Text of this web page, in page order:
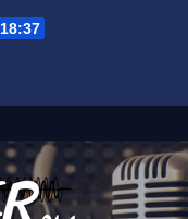
18:37